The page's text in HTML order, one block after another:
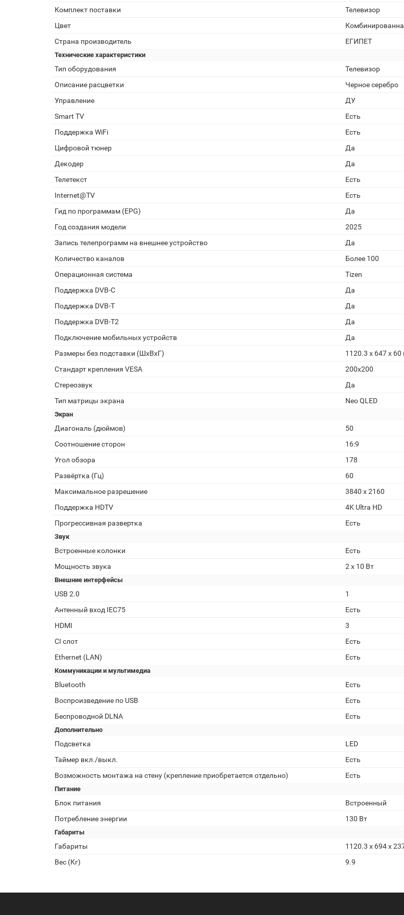
Комплект поставки
Телевизор
Цвет
Страна производитель
ЕГИПЕТ
Технические характеристики
Тип оборудования
Телевизор
Описание расцветки
Черное серебро
Управление
ДУ
Smart TV
Есть
Поддержка WiFi
Есть
Цифровой тюнер
Да
Декодер
Да
Телетекст
Есть
Internet@TV
Есть
Гид по программам (EPG)
Да
Год создания модели
2025
Запись телепрограмм на внешнее устройство
Да
Количество каналов
Более 100
Операционная система
Tizen
Поддержка DVB-C
Да
Поддержка DVB-T
Да
Поддержка DVB-T2
Да
Подключение мобильных устройств
Да
Размеры без подставки (ШxВxГ)
1120.3 x 647 x
Стандарт крепления VESA
200x200
Стереозвук
Да
Тип матрицы экрана
Neo QLED
Экран
Диагональ (дюймов)
50
Соотношение сторон
16:9
Угол обзора
178
Развёртка (Гц)
60
Максимальное разрешение
3840 x 2160
Поддержка HDTV
4K Ultra HD
Прогрессивная развертка
Есть
Звук
Встроенные колонки
Есть
Мощность звука
2 x 10 Вт
Внешние интерфейсы
USB 2.0
1
Антенный вход IEC75
Есть
HDMI
3
CI слот
Есть
Ethernet (LAN)
Есть
Коммуникации и мультимедиа
Bluetooth
Есть
Воспроизведение по USB
Есть
Беспроводной DLNA
Есть
Дополнительно
Подсветка
LED
Таймер вкл./выкл.
Есть
Возможность монтажа на стену (крепление приобретается отдельно)
Есть
Питание
Блок питания
Встроенный
Потребление энергии
130 Вт
Габариты
Габариты
1120.3 x 694 x
Вес (Кг)
9.9